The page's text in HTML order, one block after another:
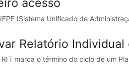
acesso
IFPE (Sistema Unificado de
Relatório Individual
RIT marca o término do ciclo de um